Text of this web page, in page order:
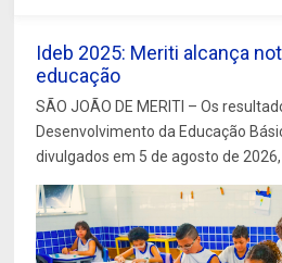
Ideb 2025: Meriti alcança
educação
SÃO JOÃO DE MERITI – Os
Desenvolvimento da Educação
divulgados em 5 de agosto de 2026,